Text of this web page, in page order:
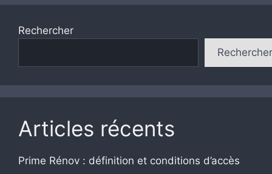
Rechercher
Rechercher
Articles récents
Prime Rénov : définition et conditions d’accès